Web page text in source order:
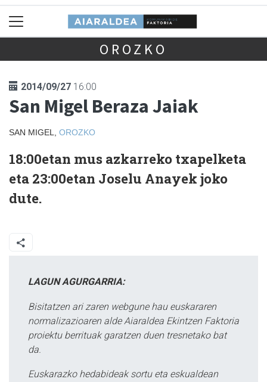
OROZKO
2014/09/27 16:00
San Migel Beraza Jaiak
SAN MIGEL, OROZKO
18:00etan mus azkarreko txapelketa
eta 23:00etan Joselu Anayek joko
dute.
LAGUN AGURGARRIA:
Bisitatzen ari zaren webgune hau euskararen
normalizazioaren alde Aiaraldea Ekintzen Faktoria
proiektu berrituak garatzen duen tresnetako bat
da.
Euskarazko hedabideak sortu eta eskualdean